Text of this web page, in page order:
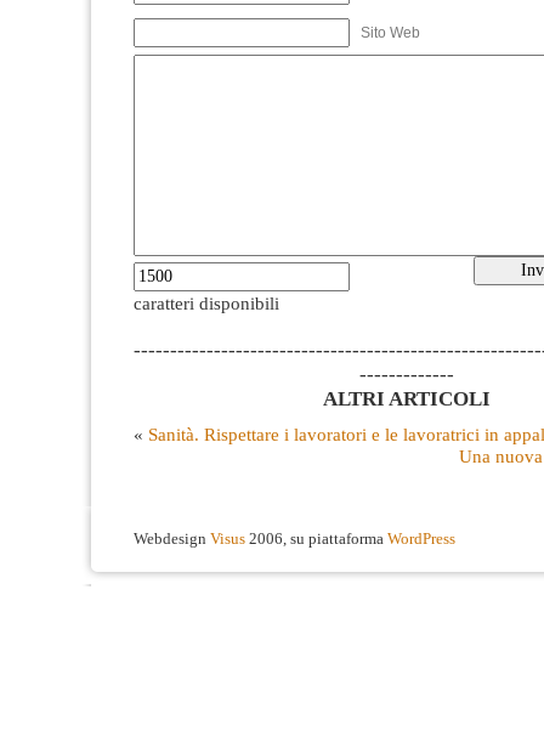
Sito Web
caratteri disponibili
-------------
ALTRI ARTICOLI
« Sanità. Rispettare i lavoratori e le lavoratrici in
Una
Webdesign Visus 2006, su piattaforma WordPress